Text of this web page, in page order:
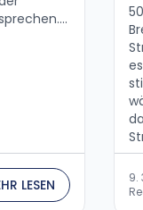
LESEN
9.